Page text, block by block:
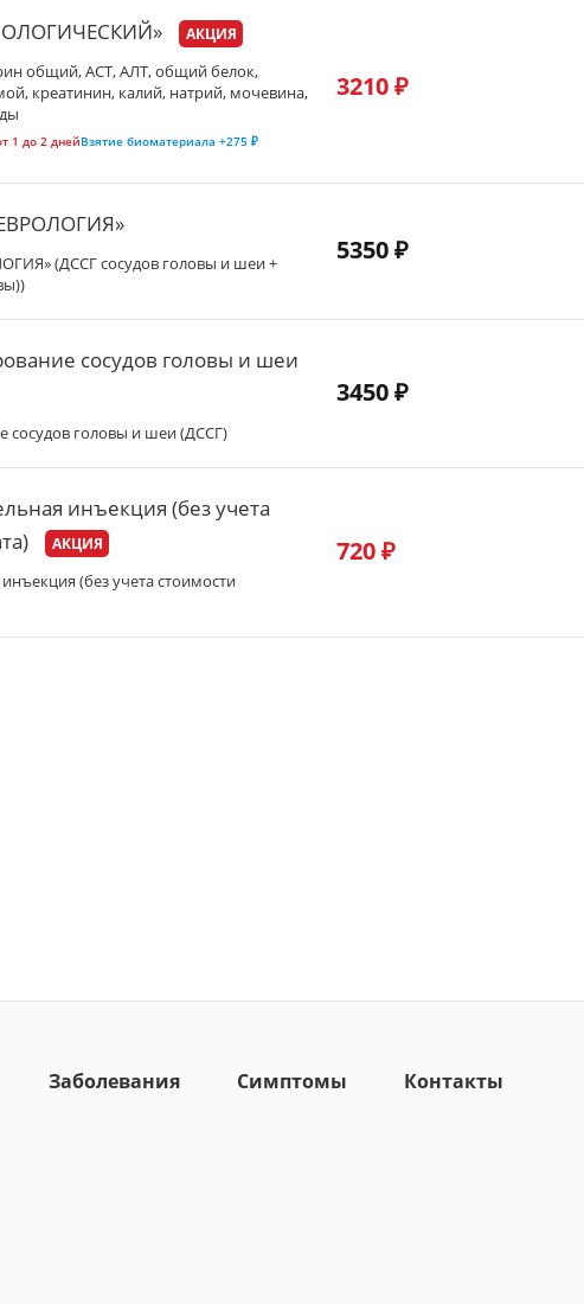
АКЦИЯ
общий, АСТ, АЛТ, общий белок,
креатинин, калий, натрий, мочевина,
1 до 2 днейВзятие биоматериала +275 ₽
3210 ₽
(ДССГ сосудов головы и шеи +
5350 ₽
сосудов головы и шеи
сосудов головы и шеи (ДССГ)
3450 ₽
инъекция (без учета
АКЦИЯ
(без учета стоимости
720 ₽
Заболевания Симптомы Контакты